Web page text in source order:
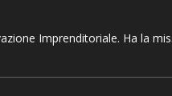
Imprenditoriale. Ha la